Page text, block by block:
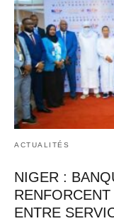
ACTUALITÉS
NIGER :
ENTRE